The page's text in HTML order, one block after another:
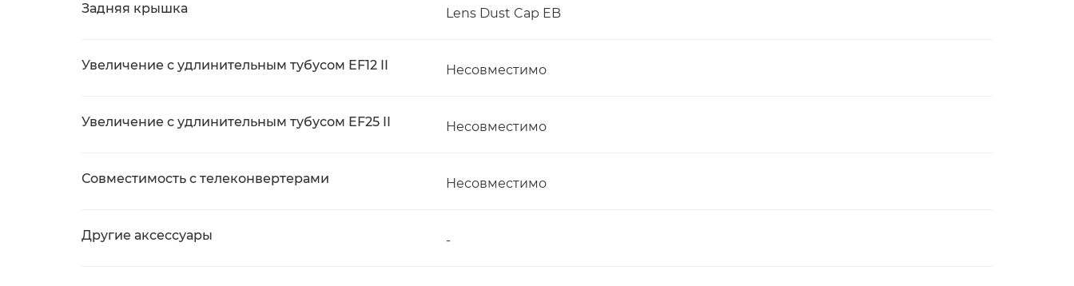
Задняя крышка Lens Dust Cap EB
Увеличение с удлинительным тубусом EF12 II Несовместимо
Увеличение с удлинительным тубусом EF25 II Несовместимо
Совместимость с телеконвертерами Несовместимо
Другие аксессуары -